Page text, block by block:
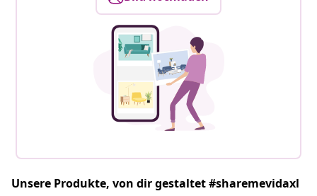
Unsere Produkte, von dir gestaltet #sharemevidaxl